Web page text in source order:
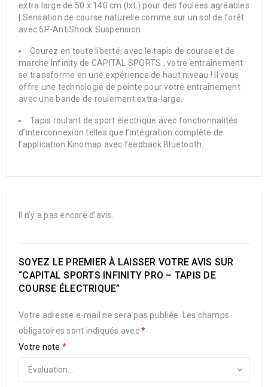
extra large de 50 x 140 cm (lxL) pour des foulées agréables
| Sensation de course naturelle comme sur un sol de forêt
avec 6P-AntiShock Suspension
Courez en toute liberté, avec le tapis de course et de
marche Infinity de CAPITAL SPORTS , votre entraînement
se transforme en une expérience de haut niveau ! Il vous
offre une technologie de pointe pour votre entraînement
avec une bande de roulement extra-large.
Tapis roulant de sport électrique avec fonctionnalités
d’interconnexion telles que l’intégration complète de
l’application Kinomap avec feedback Bluetooth.
Il n’y a pas encore d’avis.
SOYEZ LE PREMIER À LAISSER VOTRE AVIS SUR
“CAPITAL SPORTS INFINITY PRO – TAPIS DE
COURSE ÉLECTRIQUE”
Votre adresse e-mail ne sera pas publiée.
Les champs
obligatoires sont indiqués avec*
Votre note *